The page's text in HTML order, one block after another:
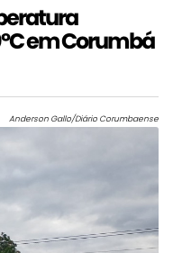
em Corumbá
Anderson Gallo/Diário Corumbaense